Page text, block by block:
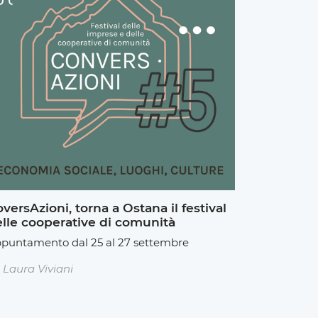
torna a Ostana il festival
cooperative di comunità
dal 25 al 27 settembre
Laura Viviani